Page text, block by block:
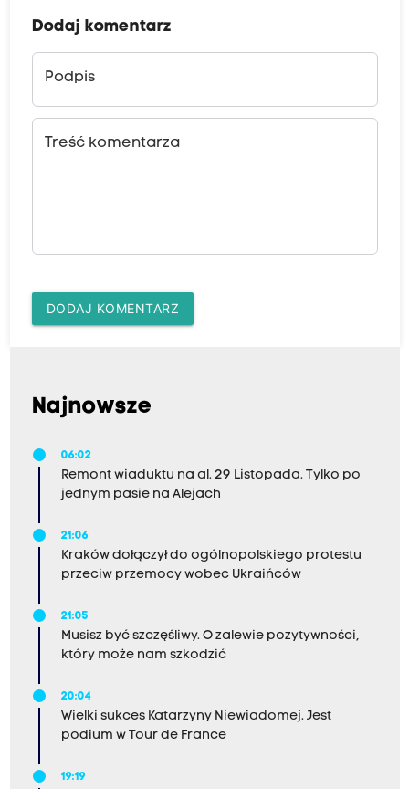
Dodaj komentarz
Podpis
Treść komentarza
DODAJ KOMENTARZ
Najnowsze
06:02
Remont wiaduktu na al. 29 Listopada. Tylko po
jednym pasie na Alejach
21:06
Kraków dołączył do ogólnopolskiego protestu
przeciw przemocy wobec Ukraińców
21:05
Musisz być szczęśliwy. O zalewie pozytywności,
który może nam szkodzić
20:04
Wielki sukces Katarzyny Niewiadomej. Jest
podium w Tour de France
19:19